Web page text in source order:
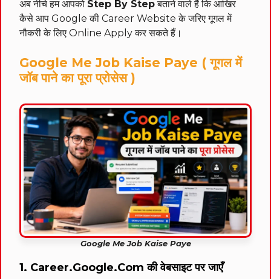
अब नीचे हम आपको Step By Stepबताने वाले हैं कि आखिर
कैसे आप Google की Career Website के जरिए गूगल में
नौकरी के लिए Online Apply कर सकते हैं।
Google Me Job Kaise Paye ( गूगल में
जॉब पाने का पूरा प्रोसेस )
Google Me Job Kaise Paye
1. Career.Google.Com की वेबसाइट पर जाएँ